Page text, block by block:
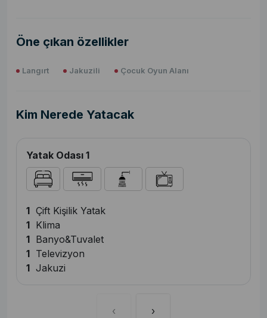
Öne çıkan özellikler
Langırt Jakuzili Çocuk Oyun Alanı
Kim Nerede Yatacak
Yatak Odası 1
1 Çift Kişilik Yatak
1 Klima
1 Banyo&Tuvalet
1 Televizyon
1 Jakuzi
‹ ›